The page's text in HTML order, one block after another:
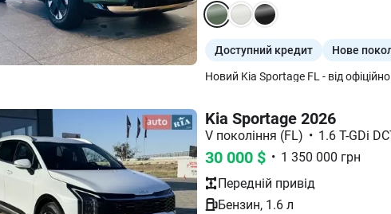
Доступний кредит Нове
Kia Sportage 2026
V покоління (FL) • 1.6 T-GDi
30 000 $ • 1 350 000 грн
Передній привід
Бензин, 1.6 л